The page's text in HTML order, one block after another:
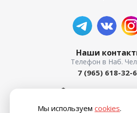
Наши
7 (965) 618-32-
Мы используем cookies.